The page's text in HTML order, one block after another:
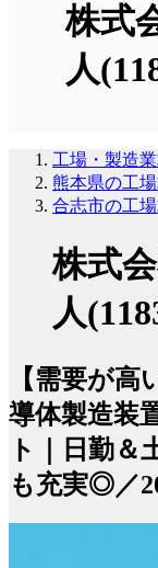
株式
人
工場・製造業
熊本県の工場
合志市の工場
株式
人
【需要が
導体製造装
ト｜日勤＆
も充実◎／